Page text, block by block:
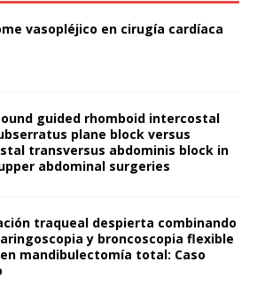
vasopléjico en cirugía cardíaca
guided rhomboid intercostal
plane block versus
transversus abdominis block in
abdominal surgeries
traqueal despierta combinando
y broncoscopia flexible
mandibulectomía total: Caso